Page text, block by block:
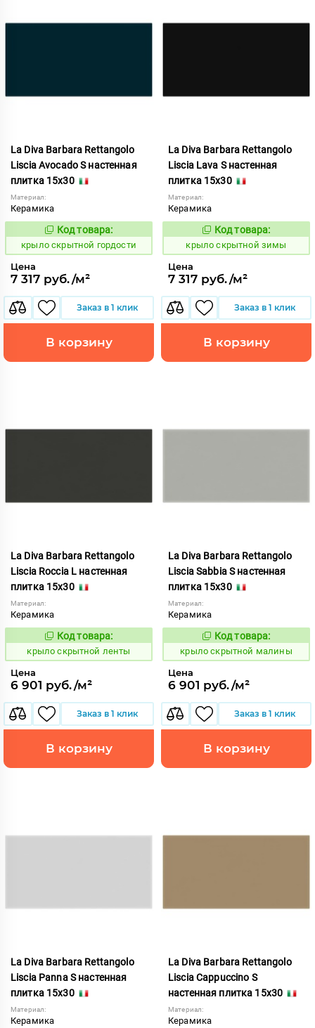
La Diva Barbara Rettangolo
Liscia Avocado S настенная
плитка 15x30
Материал:
Керамика
839393
Код товара:
крыло скрытной гордости
Цена
7 317 руб./м²
Заказ в 1 клик
В корзину
La Diva Barbara Rettangolo
Liscia Lava S настенная
плитка 15x30
Материал:
Керамика
839407
Код товара:
крыло скрытной зимы
Цена
7 317 руб./м²
Заказ в 1 клик
В корзину
La Diva Barbara Rettangolo
Liscia Roccia L настенная
плитка 15x30
Материал:
Керамика
839418
Код товара:
крыло скрытной ленты
Цена
6 901 руб./м²
Заказ в 1 клик
В корзину
La Diva Barbara Rettangolo
Liscia Sabbia S настенная
плитка 15x30
Материал:
Керамика
839421
Код товара:
крыло скрытной малины
Цена
6 901 руб./м²
Заказ в 1 клик
В корзину
La Diva Barbara Rettangolo
Liscia Panna S настенная
плитка 15x30
Материал:
Керамика
La Diva Barbara Rettangolo
Liscia Cappuccino S
настенная плитка 15x30
Материал:
Керамика